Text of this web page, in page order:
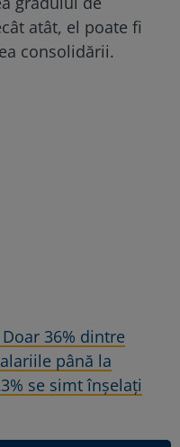
atât, el poate fi
consolidării.
Doar 36% dintre
până la
se simt înşelaţi